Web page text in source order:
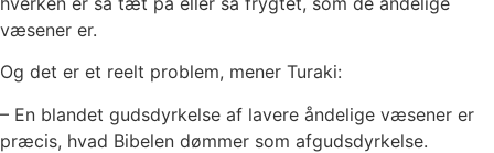
væsener er.
Og det er et reelt problem, mener Turaki:
– En blandet gudsdyrkelse af lavere åndelige væsener er
præcis, hvad Bibelen dømmer som afgudsdyrkelse.